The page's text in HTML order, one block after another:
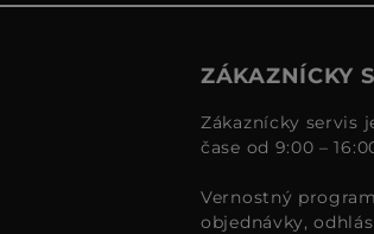
ZÁKAZNÍCKY
Zákaznícky servis
čase od 9:00 –
Vernostný
objednávky,